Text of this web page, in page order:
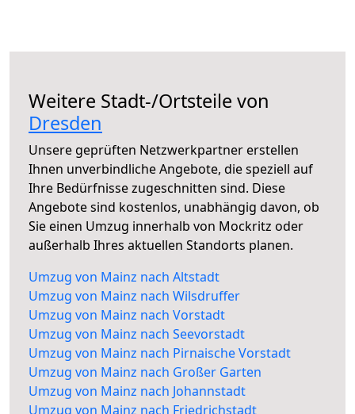
Weitere Stadt-/Ortsteile von
Dresden
Unsere geprüften Netzwerkpartner erstellen
Ihnen unverbindliche Angebote, die speziell auf
Ihre Bedürfnisse zugeschnitten sind. Diese
Angebote sind kostenlos, unabhängig davon, ob
Sie einen Umzug innerhalb von Mockritz oder
außerhalb Ihres aktuellen Standorts planen.
Umzug von Mainz nach Altstadt
Umzug von Mainz nach Wilsdruffer
Umzug von Mainz nach Vorstadt
Umzug von Mainz nach Seevorstadt
Umzug von Mainz nach Pirnaische Vorstadt
Umzug von Mainz nach Großer Garten
Umzug von Mainz nach Johannstadt
Umzug von Mainz nach Friedrichstadt